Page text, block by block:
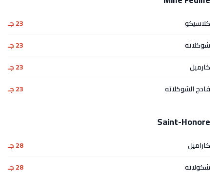
كلاسيكو
23 جـ
شوكلاته
23 جـ
كارميل
23 جـ
فادج الشوكلاته
23 جـ
Saint-Honore
كاراميل
28 جـ
شكولاته
28 جـ